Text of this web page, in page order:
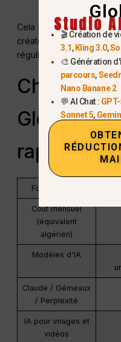
Cela fait de GlobalGPT un
créateurs, les
régulièrement l'IA.
ChatGPT
rapide)
Fonctionnalité
Coût mensuel
(équivalent
algérien)
Modèles d'IA
Claude / Gémeaux
/ Perplexité
IA pour images et
vidéos
Studio
🎬 Création de
3.1, Kling 3.0,
🎨 Génération
parcours,
Nano Banane 2
💬 AI Chat :
Sonnet 5,